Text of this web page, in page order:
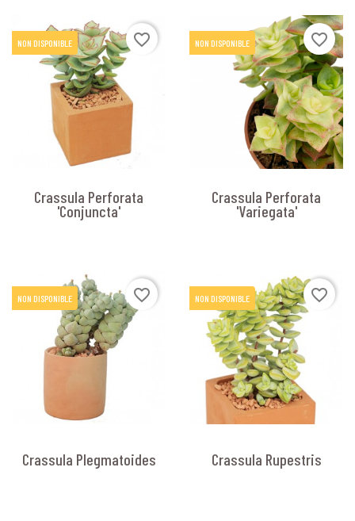
NON DISPONIBLE favorite_border
Crassula Perforata
'Conjuncta'
NON DISPONIBLE favorite_border
Crassula Perforata
'Variegata'
NON DISPONIBLE favorite_border
Crassula Plegmatoides
NON DISPONIBLE favorite_border
Crassula Rupestris